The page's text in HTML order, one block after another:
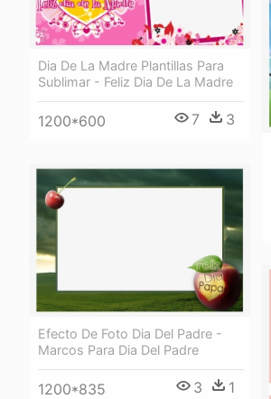
Dia De La Madre Plantillas Para
Sublimar - Feliz Dia De La Madre
1200*600 7 3
Efecto De Foto Dia Del Padre -
Marcos Para Dia Del Padre
1200*835 3 1